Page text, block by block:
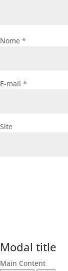
Nome *
E-mail *
Site
Modal title
Main Content